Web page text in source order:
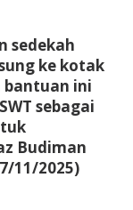
sedekah
ke kotak
bantuan ini
sebagai
Budiman
11/2025)